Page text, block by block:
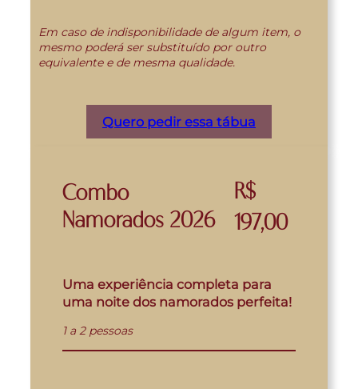
Em caso de indisponibilidade de algum item, o
mesmo poderá ser substituído por outro
equivalente e de mesma qualidade.
Quero pedir essa tábua
Combo
Namorados 2026
R$
197,00
Uma experiência completa para
uma noite dos namorados perfeita!
1 a 2 pessoas